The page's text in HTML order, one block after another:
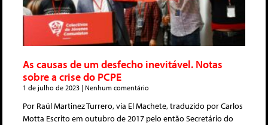
As causas de um desfecho inevitável. Notas
sobre a crise do PCPE
1 de julho de 2023 Nenhum comentário
Por Raúl Martinez Turrero, via El Machete, traduzido por Carlos
Motta Escrito em outubro de 2017 pelo então Secretário do